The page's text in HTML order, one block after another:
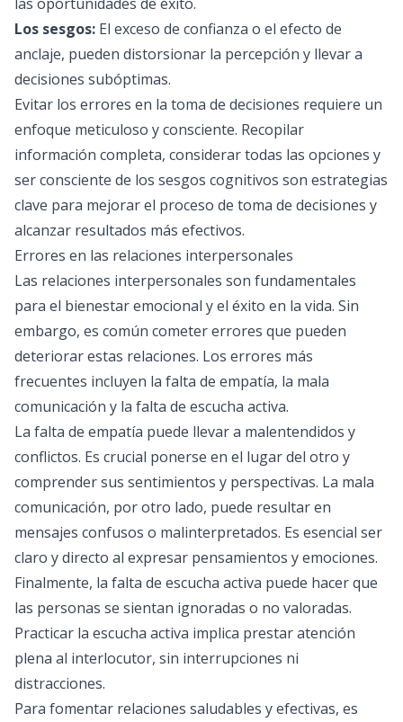
Los sesgos: El exceso de confianza o el efecto de
anclaje, pueden distorsionar la percepción y llevar a
decisiones subóptimas.
Evitar los errores en la toma de decisiones requiere un
enfoque meticuloso y consciente. Recopilar
información completa, considerar todas las opciones y
ser consciente de los sesgos cognitivos son estrategias
clave para mejorar el proceso de toma de decisiones y
alcanzar resultados más efectivos.
Errores en las relaciones interpersonales
Las relaciones interpersonales son fundamentales
para el bienestar emocional y el éxito en la vida. Sin
embargo, es común cometer errores que pueden
deteriorar estas relaciones. Los errores más
frecuentes incluyen la falta de empatía, la mala
comunicación y la falta de escucha activa.
La falta de empatía puede llevar a malentendidos y
conflictos. Es crucial ponerse en el lugar del otro y
comprender sus sentimientos y perspectivas. La mala
comunicación, por otro lado, puede resultar en
mensajes confusos o malinterpretados. Es esencial ser
claro y directo al expresar pensamientos y emociones.
Finalmente, la falta de escucha activa puede hacer que
las personas se sientan ignoradas o no valoradas.
Practicar la escucha activa implica prestar atención
plena al interlocutor, sin interrupciones ni
distracciones.
Para fomentar relaciones saludables y efectivas, es